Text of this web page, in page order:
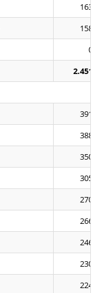
163
158
0
2.451
391
388
350
305
270
266
246
230
224